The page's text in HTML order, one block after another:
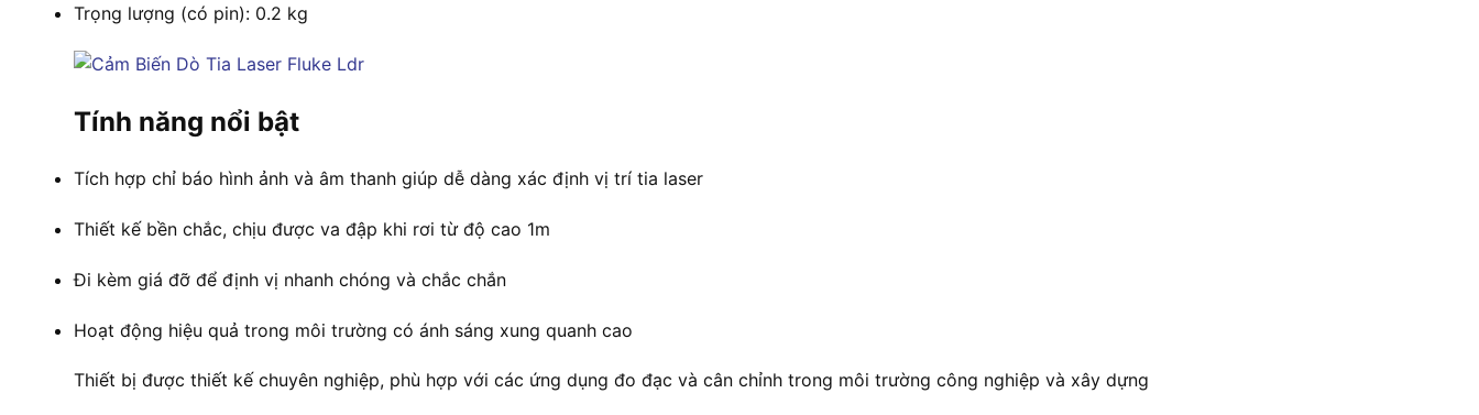
Trọng lượng (có pin): 0.2 kg
Tính năng nổi bật
Tích hợp chỉ báo hình ảnh và âm thanh giúp dễ dàng xác định vị trí tia laser
Thiết kế bền chắc, chịu được va đập khi rơi từ độ cao 1m
Đi kèm giá đỡ để định vị nhanh chóng và chắc chắn
Hoạt động hiệu quả trong môi trường có ánh sáng xung quanh cao
Thiết bị được thiết kế chuyên nghiệp, phù hợp với các ứng dụng đo đạc và cân chỉnh trong môi trường công nghiệp và xây dựng